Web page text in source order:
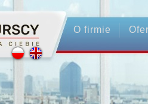
O firmie
Pośrednictwo